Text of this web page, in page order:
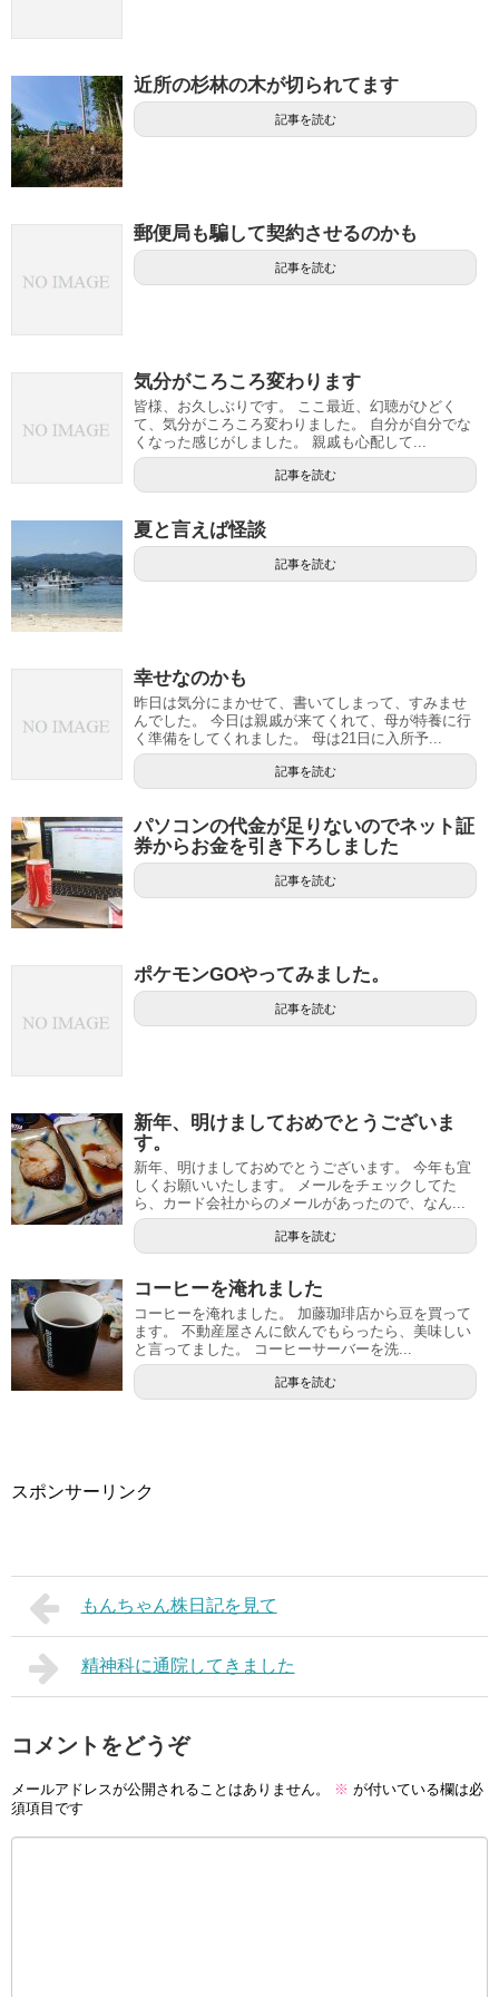
近所の杉林の木が切られてます
記事を読む
郵便局も騙して契約させるのかも
記事を読む
気分がころころ変わります
皆様、お久しぶりです。 ここ最近、幻聴がひどく
て、気分がころころ変わりました。 自分が自分でな
くなった感じがしました。 親戚も心配して...
記事を読む
夏と言えば怪談
記事を読む
幸せなのかも
昨日は気分にまかせて、書いてしまって、すみませ
んでした。 今日は親戚が来てくれて、母が特養に行
く準備をしてくれました。 母は21日に入所予...
記事を読む
パソコンの代金が足りないのでネット証
券からお金を引き下ろしました
記事を読む
ポケモンGOやってみました。
記事を読む
新年、明けましておめでとうございま
す。
新年、明けましておめでとうございます。 今年も宜
しくお願いいたします。 メールをチェックしてた
ら、カード会社からのメールがあったので、なん...
記事を読む
コーヒーを淹れました
コーヒーを淹れました。 加藤珈琲店から豆を買って
ます。 不動産屋さんに飲んでもらったら、美味しい
と言ってました。 コーヒーサーバーを洗...
記事を読む
スポンサーリンク
もんちゃん株日記を見て
精神科に通院してきました
コメントをどうぞ
メールアドレスが公開されることはありません。 ※ が付いている欄は必
須項目です